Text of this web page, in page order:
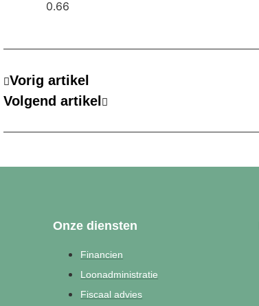
Vorig artikel
Volgend artikel
Onze diensten
Financien
Loonadministratie
Fiscaal advies